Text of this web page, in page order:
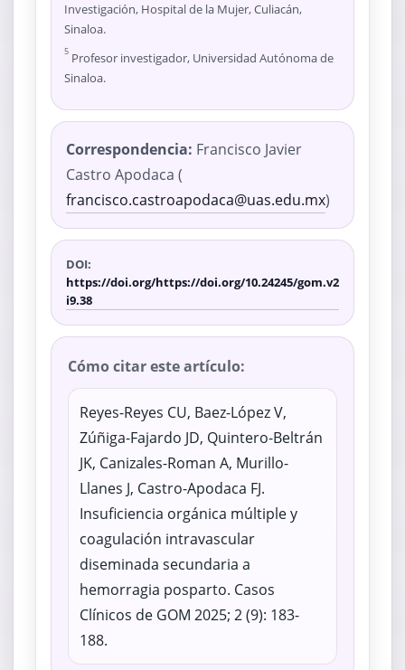
Investigación, Hospital de la Mujer, Culiacán,
Sinaloa.
5 Profesor investigador, Universidad Autónoma de
Sinaloa.
Correspondencia: Francisco Javier
Castro Apodaca (
francisco.castroapodaca@uas.edu.mx)
DOI:
https://doi.org/https://doi.org/10.24245/gom.v2
i9.38
Cómo citar este artículo:
Reyes-Reyes CU, Baez-López V,
Zúñiga-Fajardo JD, Quintero-Beltrán
JK, Canizales-Roman A, Murillo-
Llanes J, Castro-Apodaca FJ.
Insuficiencia orgánica múltiple y
coagulación intravascular
diseminada secundaria a
hemorragia posparto. Casos
Clínicos de GOM 2025; 2 (9): 183-
188.